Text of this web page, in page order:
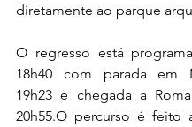
diretamente ao parque
O regresso está
18h40 com parada em
19h23 e chegada a
20h55.O percurso é feito